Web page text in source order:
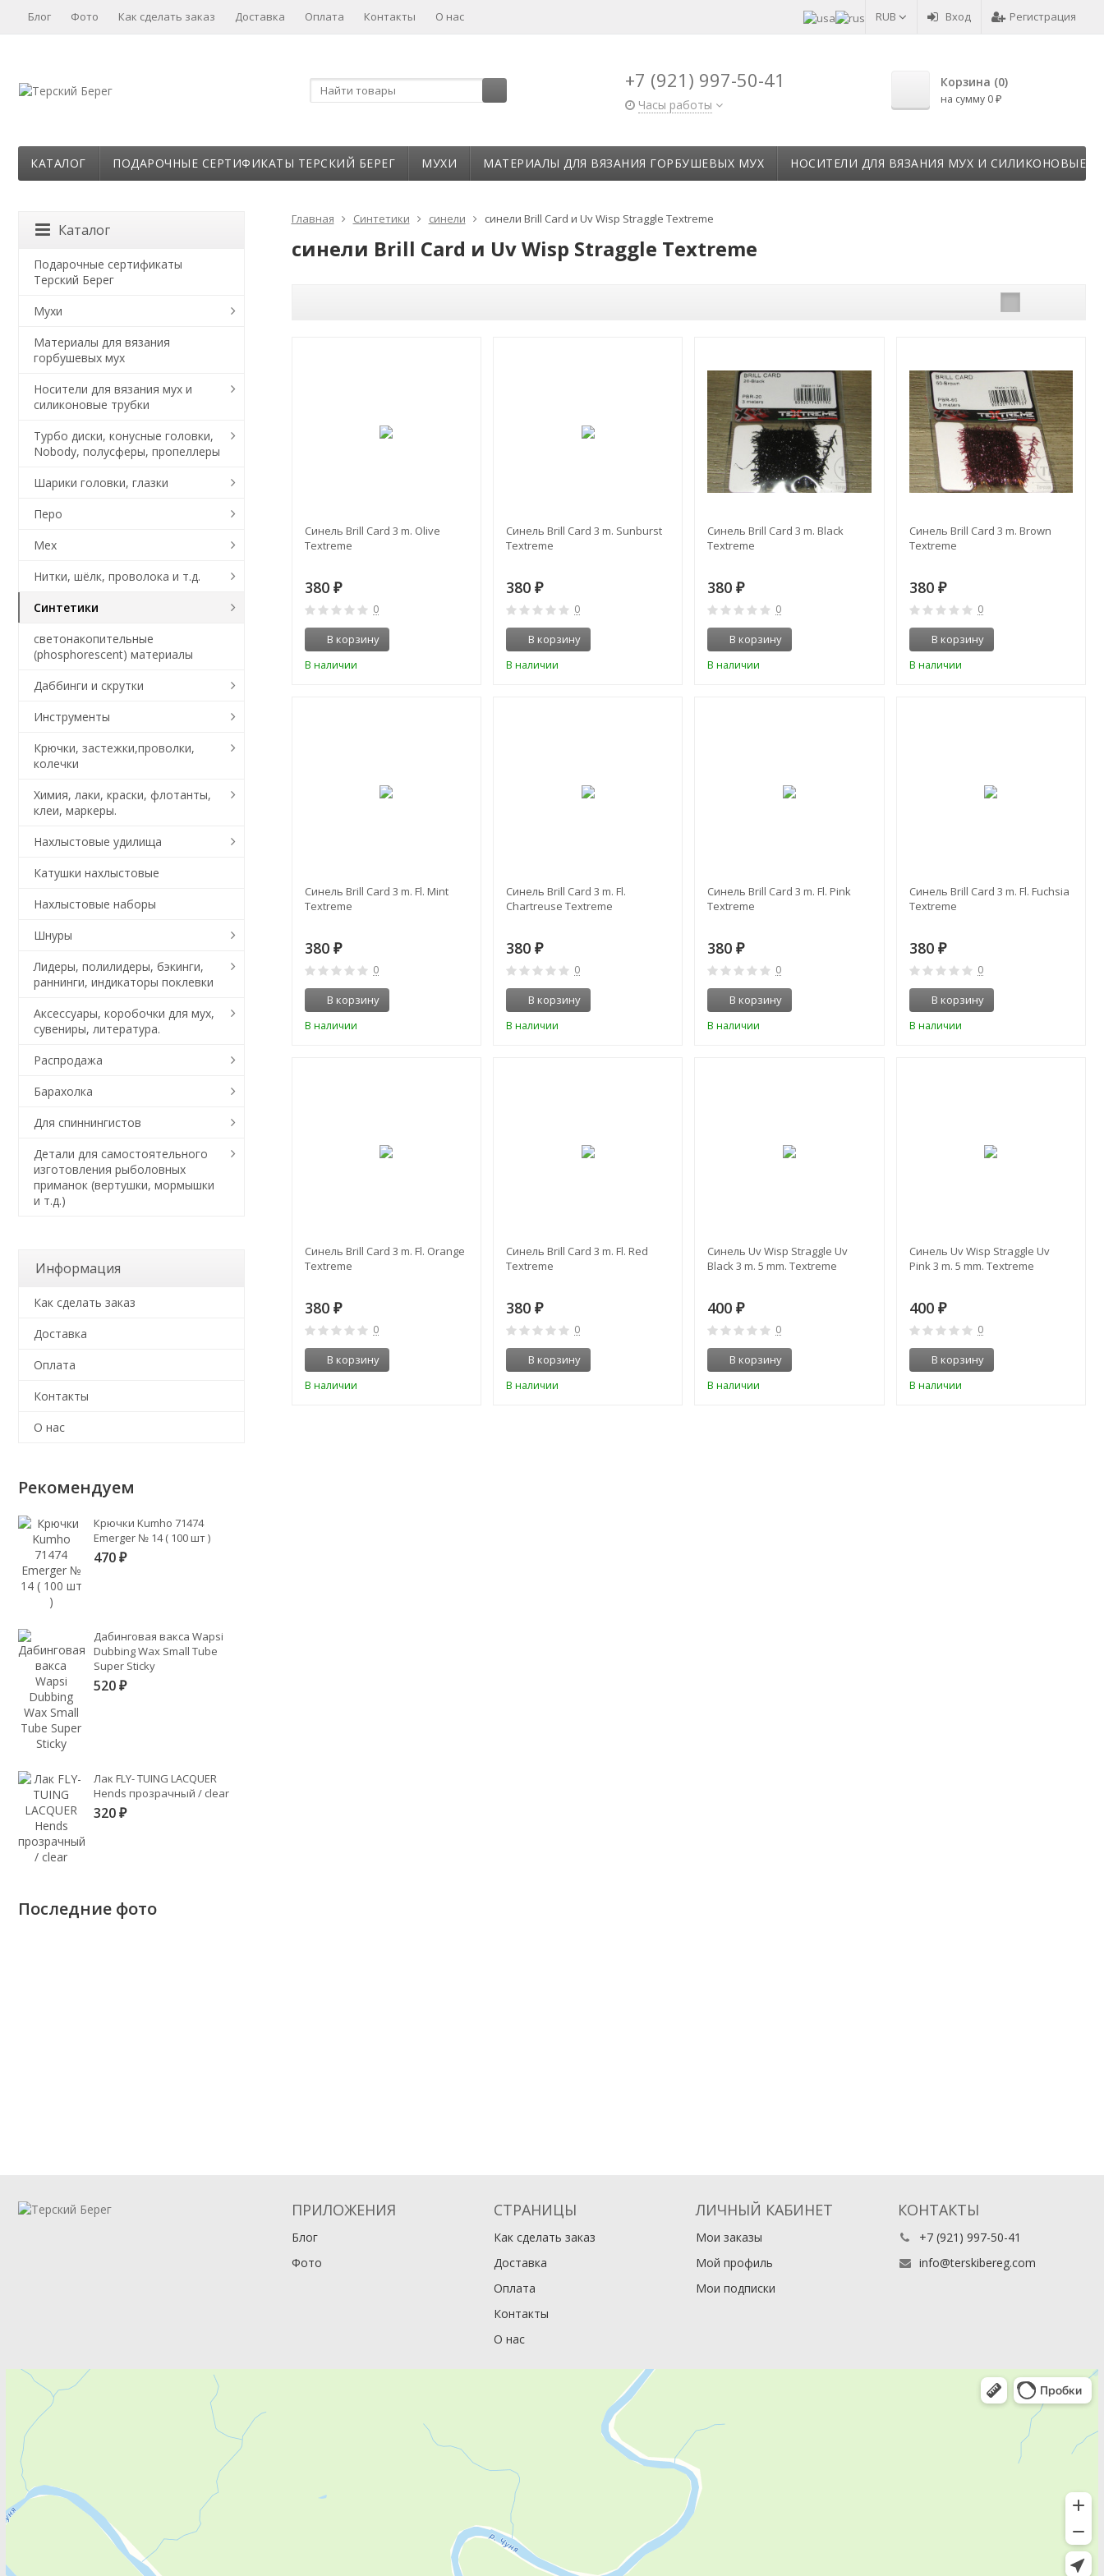
RUB Вход Регистрация
Блог Фото Как сделать заказ Доставка Оплата Контакты О нас
+7 (921) 997-50-41
Часы работы
Корзина (0)
на сумму 0 ₽
КАТАЛОГ ПОДАРОЧНЫЕ СЕРТИФИКАТЫ ТЕРСКИЙ БЕРЕГ МУХИ МАТЕРИАЛЫ ДЛЯ ВЯЗАНИЯ ГОРБУШЕВЫХ МУХ НОСИТЕЛИ ДЛЯ ВЯЗАНИЯ МУХ И СИЛИКОНОВЫЕ
Главная Синтетики синели синели Brill Card и Uv Wisp Straggle Textreme
синели Brill Card и Uv Wisp Straggle Textreme
Синель Brill Card 3 m. Olive
Textreme
380 ₽
0
В корзину
В наличии
Синель Brill Card 3 m. Sunburst
Textreme
380 ₽
0
В корзину
В наличии
Синель Brill Card 3 m. Black
Textreme
380₽
0
В корзину
В наличии
Синель Brill Card 3 m. Brown
Textreme
380 ₽
0
В корзину
В наличии
Синель Brill Card 3 m. Fl. Mint
Textreme
380 ₽
0
В корзину
В наличии
Синель Brill Card 3 m. Fl.
Chartreuse Textreme
380 ₽
0
В корзину
В наличии
Синель Brill Card 3 m. Fl. Pink
Textreme
380₽
0
В корзину
В наличии
Синель Brill Card 3 m. Fl. Fuchsia
Textreme
380 ₽
0
В корзину
В наличии
Синель Brill Card 3 m. Fl. Orange
Textreme
380 ₽
0
В корзину
В наличии
Синель Brill Card 3 m. Fl. Red
Textreme
380 ₽
0
В корзину
В наличии
Синель Uv Wisp Straggle Uv
Black 3 m. 5 mm. Textreme
400₽
0
В корзину
В наличии
Синель Uv Wisp Straggle Uv
Pink 3 m. 5 mm. Textreme
400 ₽
0
В корзину
В наличии
Каталог
Подарочные сертификаты
Терский Берег
Мухи
Материалы для вязания
горбушевых мух
Носители для вязания мух и
силиконовые трубки
Турбо диски, конусные головки,
Nobody, полусферы, пропеллеры
Шарики головки, глазки
Перо
Мех
Нитки, шёлк, проволока и т.д.
Синтетики
светонакопительные
(phosphorescent) материалы
Даббинги и скрутки
Инструменты
Крючки, застежки,проволки,
колечки
Химия, лаки, краски, флотанты,
клеи, маркеры.
Нахлыстовые удилища
Катушки нахлыстовые
Нахлыстовые наборы
Шнуры
Лидеры, полилидеры, бэкинги,
раннинги, индикаторы поклевки
Аксессуары, коробочки для мух,
сувениры, литература.
Распродажа
Барахолка
Для спиннингистов
Детали для самостоятельного
изготовления рыболовных
приманок (вертушки, мормышки
и т.д.)
Информация
Как сделать заказ
Доставка
Оплата
Контакты
О нас
Рекомендуем
Крючки Kumho 71474
Emerger № 14 ( 100 шт )
470 ₽
Дабинговая вакса Wapsi
Dubbing Wax Small Tube
Super Sticky
520 ₽
Лак FLY- TUING LACQUER
Hends прозрачный / clear
320 ₽
Последние фото
ПРИЛОЖЕНИЯ
Блог
Фото
СТРАНИЦЫ
Как сделать заказ
Доставка
Оплата
Контакты
О нас
ЛИЧНЫЙ КАБИНЕТ
Мои заказы
Мой профиль
Мои подписки
КОНТАКТЫ
+7 (921) 997-50-41
info@terskibereg.com